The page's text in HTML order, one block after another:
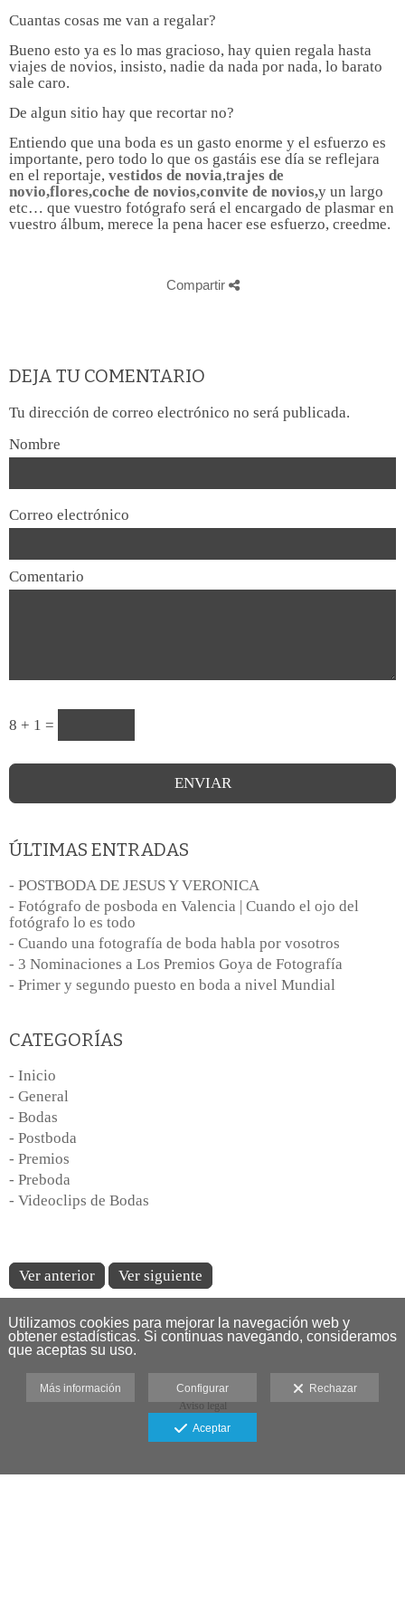
Cuantas cosas me van a regalar?
Bueno esto ya es lo mas gracioso, hay quien regala hasta
viajes de novios, insisto, nadie da nada por nada, lo barato
sale caro.
De algun sitio hay que recortar no?
Entiendo que una boda es un gasto enorme y el esfuerzo es
importante, pero todo lo que os gastáis ese día se reflejara
en el reportaje, vestidos de novia,trajes de
novio,flores,coche de novios,convite de novios,y un largo
etc… que vuestro fotógrafo será el encargado de plasmar en
vuestro álbum, merece la pena hacer ese esfuerzo, creedme.
Compartir
DEJA TU COMENTARIO
Tu dirección de correo electrónico no será publicada.
Nombre
Correo electrónico
Comentario
8 + 1 =
ÚLTIMAS ENTRADAS
- POSTBODA DE JESUS Y VERONICA
- Fotógrafo de posboda en Valencia | Cuando el ojo del
fotógrafo lo es todo
- Cuando una fotografía de boda habla por vosotros
- 3 Nominaciones a Los Premios Goya de Fotografía
- Primer y segundo puesto en boda a nivel Mundial
CATEGORÍAS
- Inicio
- General
- Bodas
- Postboda
- Premios
- Preboda
- Videoclips de Bodas
Ver anterior Ver siguiente
Aviso legal
Utilizamos cookies para mejorar la navegación web y
obtener estadísticas. Si continuas navegando, consideramos
que aceptas su uso.
Más información Configurar Rechazar
Aceptar